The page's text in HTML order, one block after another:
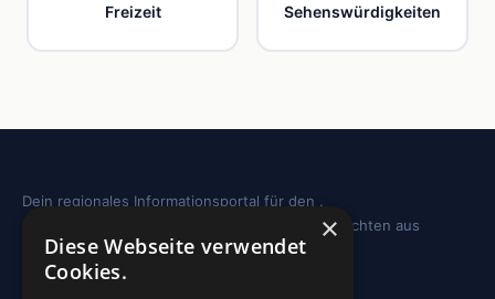
Freizeit Sehenswürdigkeiten
Dein regionales Informationsportal für den .
Sehenswürdigkeiten, Ausflugstipps und Geschichten aus
deiner Region.
×
Diese Webseite verwendet
Cookies.